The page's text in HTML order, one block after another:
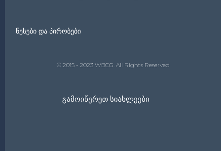
წესები და პირობები
© 2015 - 2023 WBCG. All Rights Reserved
Გამოიწერეთ Სიახლეები